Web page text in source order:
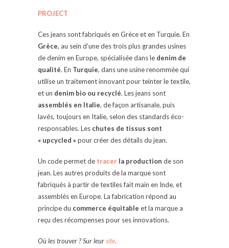
PROJECT
Ces jeans sont fabriqués en Grèce et en Turquie. En
Grèce, au sein d’une des trois plus grandes usines
de denim en Europe, spécialisée dans le denim de
qualité. En Turquie, dans une usine renommée qui
utilise un traitement innovant pour teinter le textile,
et un denim bio ou recyclé. Les jeans sont
assemblés en Italie, de façon artisanale, puis
lavés, toujours en Italie, selon des standards éco-
responsables. Les chutes de tissus sont
« upcycled » pour créer des détails du jean.
Un code permet de tracer la production de son
jean. Les autres produits de la marque sont
fabriqués à partir de textiles fait main en Inde, et
assemblés en Europe. La fabrication répond au
principe du commerce équitable et la marque a
reçu des récompenses pour ses innovations.
Où les trouver ? Sur leursite.